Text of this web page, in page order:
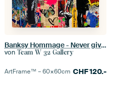
Banksy Hommage - Never give up - Follow u dream Ultra HD
von Team W 32 Gallery
ArtFrame™ –60×60cm CHF120.-